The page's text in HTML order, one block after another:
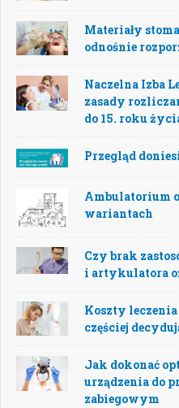
Materiały
odnośnie
Naczelna Izba
zasady
do 15. roku
Przegląd
Ambulatorium
wariantach
Czy brak
i artykulatora
Koszty
częściej
Jak dokonać
urządzenia do
zabiegowym